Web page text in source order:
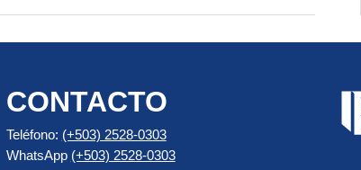
CONTACTO
Teléfono: (+503) 2528-0303
WhatsApp (+503) 2528-0303